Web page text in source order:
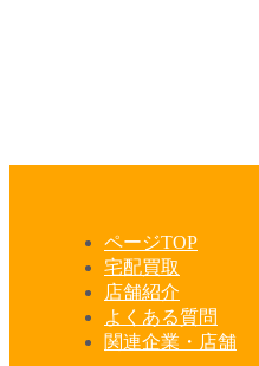
ページTOP
宅配買取
店舗紹介
よくある質問
関連企業・店舗